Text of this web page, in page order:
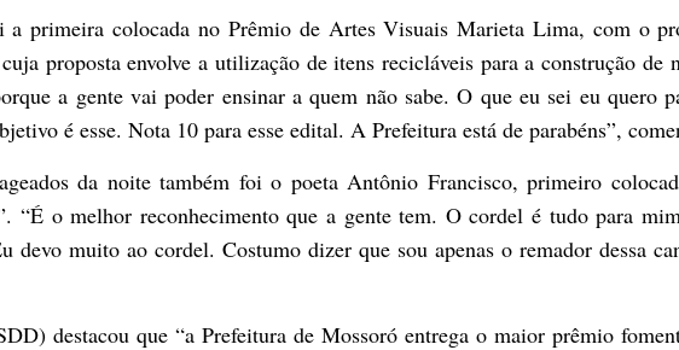
a primeira colocada no Prêmio de Artes Visuais Marieta Lima, com o
proposta envolve a utilização de itens recicláveis para a construção de
a gente vai poder ensinar a quem não sabe. O que eu sei eu quero
é esse. Nota 10 para esse edital. A Prefeitura está de parabéns”,
da noite também foi o poeta Antônio Francisco, primeiro
“É o melhor reconhecimento que a gente tem. O cordel é tudo para
devo muito ao cordel. Costumo dizer que sou apenas o remador dessa
destacou que “a Prefeitura de Mossoró entrega o maior prêmio